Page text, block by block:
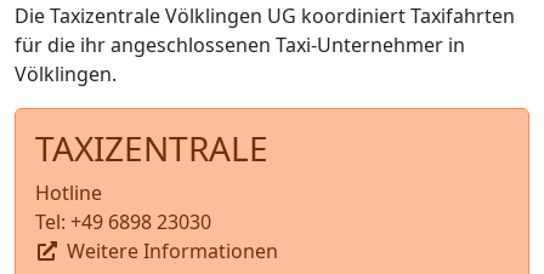
Die Taxizentrale Völklingen UG koordiniert Taxifahrten
für die ihr angeschlossenen Taxi-Unternehmer in
Völklingen.
TAXIZENTRALE
Hotline
Tel: +49 6898 23030
Weitere Informationen